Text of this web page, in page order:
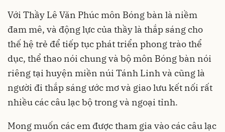
Với Thầy Lê Văn Phúc môn Bóng bàn là niềm
đam mê, và động lực của thầy là thắp sáng cho
thế hệ trẻ để tiếp tục phát triển phong trào thể
dục, thể thao nói chung và bộ môn Bóng bàn nói
riêng tại huyện miền núi Tánh Linh và cũng là
người đi thắp sáng ước mơ và giao lưu kết nối rất
nhiều các câu lạc bộ trong và ngoại tỉnh.
Mong muốn các em được tham gia vào các câu lạc